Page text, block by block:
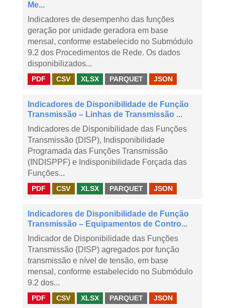
Me...
Indicadores de desempenho das funções
geração por unidade geradora em base
mensal, conforme estabelecido no Submódulo
9.2 dos Procedimentos de Rede. Os dados
disponibilizados...
PDF CSV XLSX PARQUET JSON
Indicadores de Disponibilidade de Função
Transmissão – Linhas de Transmissão ...
Indicadores de Disponibilidade das Funções
Transmissão (DISP), Indisponibilidade
Programada das Funções Transmissão
(INDISPPF) e Indisponibilidade Forçada das
Funções...
PDF CSV XLSX PARQUET JSON
Indicadores de Disponibilidade de Função
Transmissão – Equipamentos de Contro...
Indicador de Disponibilidade das Funções
Transmissão (DISP) agregados por função
transmissão e nível de tensão, em base
mensal, conforme estabelecido no Submódulo
9.2 dos...
PDF CSV XLSX PARQUET JSON